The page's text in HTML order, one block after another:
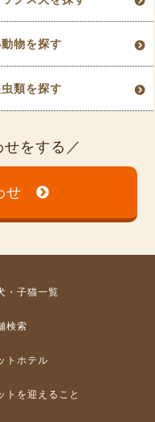
物を探す
虫類を探す
をする
せ
・子猫一覧
検索
トホテル
トを迎えること